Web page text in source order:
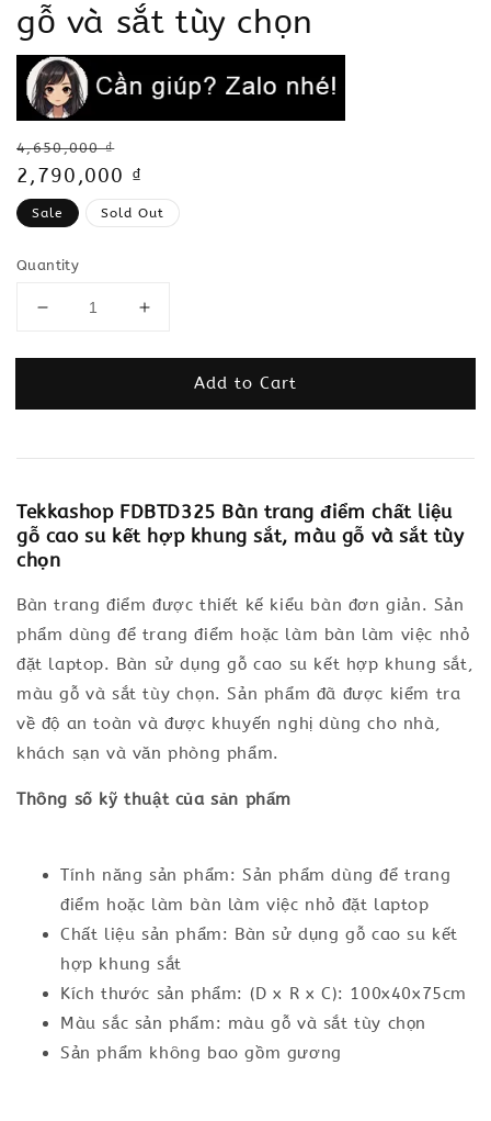
gỗ và sắt tùy chọn
Regular
price
4,650,000 ₫
Sale
price
2,790,000 ₫
Sale Sold Out
Quantity
Add to Cart
Tekkashop FDBTD325 Bàn trang điểm chất liệu
gỗ cao su kết hợp khung sắt, màu gỗ và sắt tùy
chọn
Bàn trang điểm được thiết kế kiểu bàn đơn giản. Sản
phẩm dùng để trang điểm hoặc làm bàn làm việc nhỏ
đặt laptop. Bàn sử dụng gỗ cao su kết hợp khung sắt,
màu gỗ và sắt tùy chọn. Sản phẩm đã được kiểm tra
về độ an toàn và được khuyến nghị dùng cho nhà,
khách sạn và văn phòng phẩm.
Thông số kỹ thuật của sản phẩm
Tính năng sản phẩm: Sản phẩm dùng để trang
điểm hoặc làm bàn làm việc nhỏ đặt laptop
Chất liệu sản phẩm: Bàn sử dụng gỗ cao su kết
hợp khung sắt
Kích thước sản phẩm: (D x R x C): 100x40x75cm
Màu sắc sản phẩm: màu gỗ và sắt tùy chọn
Sản phẩm không bao gồm gương